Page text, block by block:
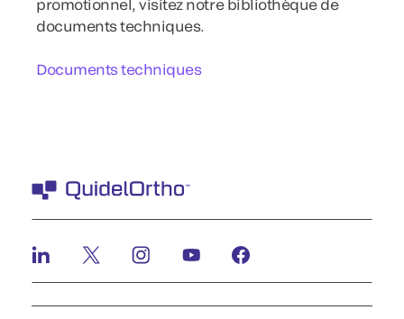
promotionnel, visitez notre bibliothèque de
documents techniques.
Documents techniques